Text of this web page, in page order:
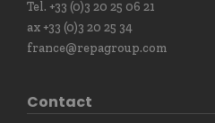
Tel. +33 (0)3 20 25 06 21
ax +33 (0)3 20 25 34
france@repagroup.com
Contact